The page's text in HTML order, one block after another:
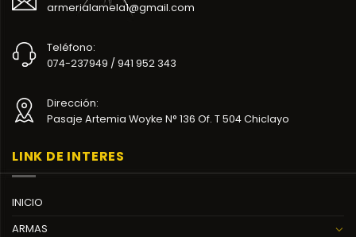
armerialamela1@gmail.com
Teléfono:
074-237949 / 941 952 343
Dirección:
Pasaje Artemia Woyke N° 136 Of. T 504 Chiclayo
LINK DE INTERES
INICIO
ARMAS